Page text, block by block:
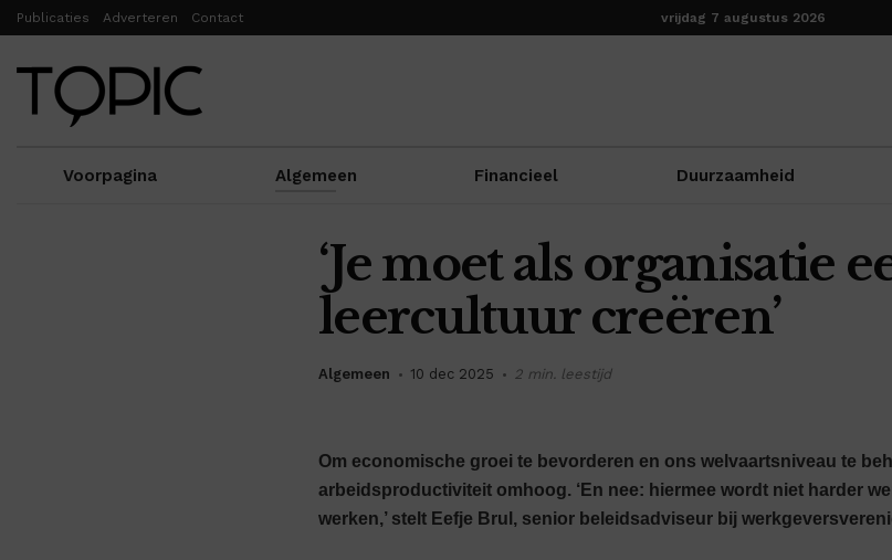
Publicaties Adverteren Contact vrijdag 7 augustus 2026
Voorpagina Algemeen Financieel Duurzaamheid
‘Je moet als organisatie
leercultuur creëren’
Algemeen 10 dec 2025 2 min. leestijd
Om economische groei te bevorderen en ons welvaartsniveau te
arbeidsproductiviteit omhoog. ‘En nee: hiermee wordt niet harder
werken,’ stelt Eefje Brul, senior beleidsadviseur bij